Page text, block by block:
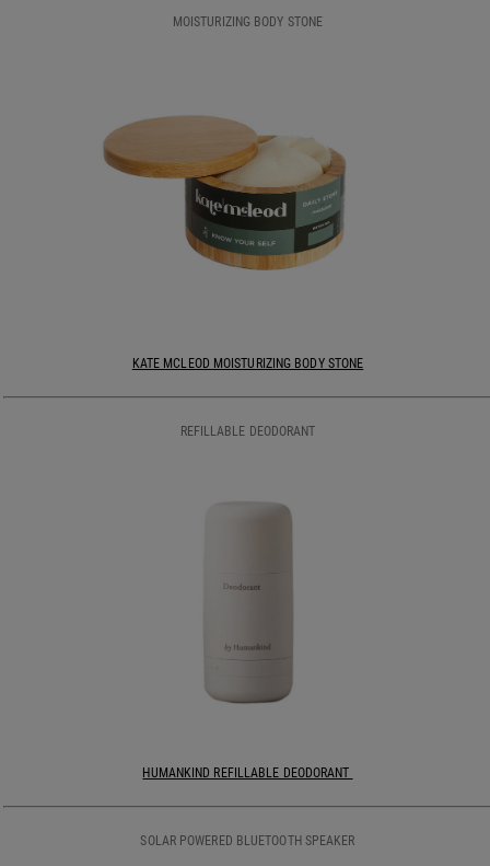
MOISTURIZING BODY STONE
KATE MCLEOD MOISTURIZING BODY STONE
REFILLABLE DEODORANT
HUMANKIND REFILLABLE DEODORANT
SOLAR POWERED BLUETOOTH SPEAKER